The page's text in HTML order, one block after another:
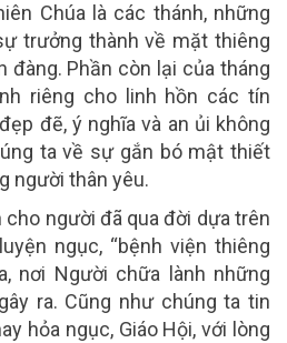
Chúa là các thánh, những
trưởng thành về mặt thiêng
đàng. Phần còn lại của tháng
riêng cho linh hồn các tín
đẽ, ý nghĩa và an ủi không
ta về sự gắn bó mật thiết
người thân yêu.
người đã qua đời dựa trên
ngục, “bệnh viện thiêng
nơi Người chữa lành những
ra. Cũng như chúng ta tin
hỏa ngục, Giáo Hội, với lòng